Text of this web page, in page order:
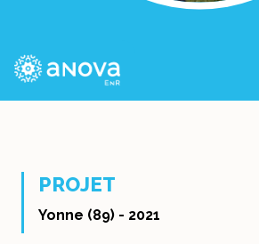
PROJET
Yonne (89) - 2021